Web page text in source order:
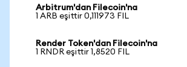
Arbitrum'dan Filecoin'na
1 ARB eşittir 0,111973 FIL
Render Token'dan Filecoin'na
1 RNDR eşittir 1,8520 FIL